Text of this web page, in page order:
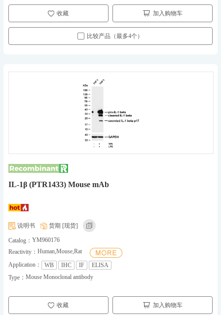
收藏 加入购物车
比较产品（最多4个）
IL-1β (PTR1433) Mouse mAb
说明书 货期 [现货]
Catalog： YM960176
Reactivity： Human,Mouse,Rat
Application：
WB IHC IF
ELISA
Type： Mouse Monoclonal antibody
收藏 加入购物车